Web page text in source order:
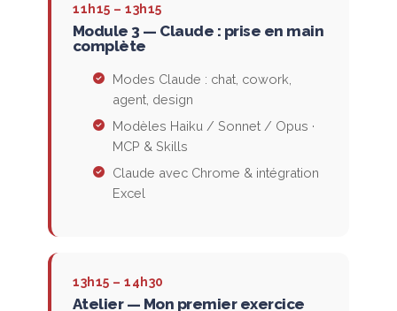
11h15 – 13h15
Module 3 — Claude : prise en main
complète
Modes Claude : chat, cowork,
agent, design
Modèles Haiku / Sonnet / Opus ·
MCP & Skills
Claude avec Chrome & intégration
Excel
13h15 – 14h30
Atelier — Mon premier exercice